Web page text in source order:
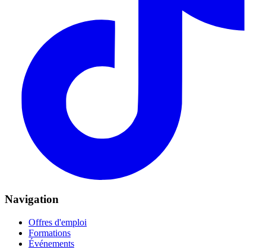
Navigation
Offres d'emploi
Formations
Événements